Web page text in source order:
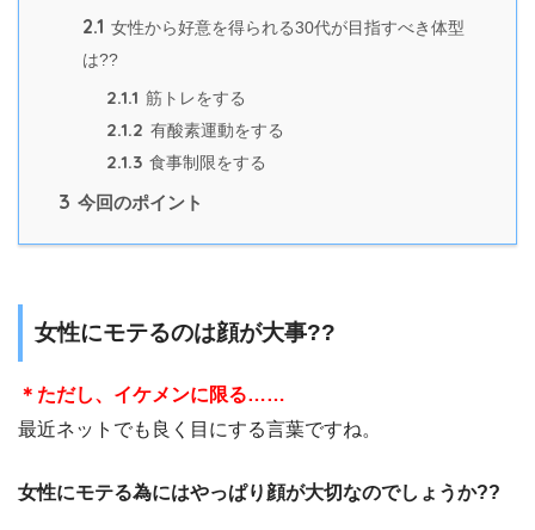
2.1 女性から好意を得られる30代が目指すべき体型
は??
2.1.1 筋トレをする
2.1.2 有酸素運動をする
2.1.3 食事制限をする
3 今回のポイント
女性にモテるのは顔が大事??
＊ただし、イケメンに限る……
最近ネットでも良く目にする言葉ですね。
女性にモテる為にはやっぱり顔が大切なのでしょうか??